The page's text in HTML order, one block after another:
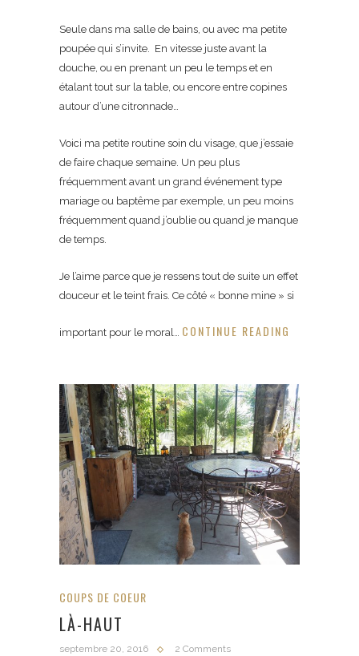
Seule dans ma salle de bains, ou avec ma petite
poupée qui s’invite. En vitesse juste avant la
douche, ou en prenant un peu le temps et en
étalant tout sur la table, ou encore entre copines
autour d’une citronnade…
Voici ma petite routine soin du visage, que j’essaie
de faire chaque semaine. Un peu plus
fréquemment avant un grand événement type
mariage ou baptême par exemple, un peu moins
fréquemment quand j’oublie ou quand je manque
de temps.
Je l’aime parce que je ressens tout de suite un effet
douceur et le teint frais. Ce côté « bonne mine » si
important pour le moral… CONTINUE READING
COUPS DE COEUR
LÀ-HAUT
septembre 20, 2016 2 Comments